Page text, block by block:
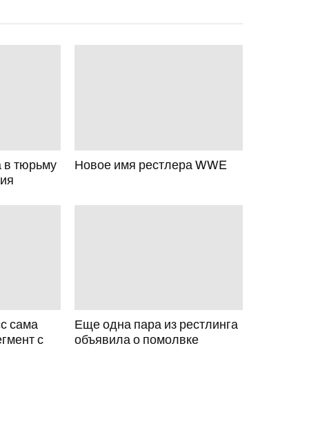
в тюрьму
Новое имя рестлера WWE
сама
с
Еще одна пара из рестлинга
объявила о помолвке